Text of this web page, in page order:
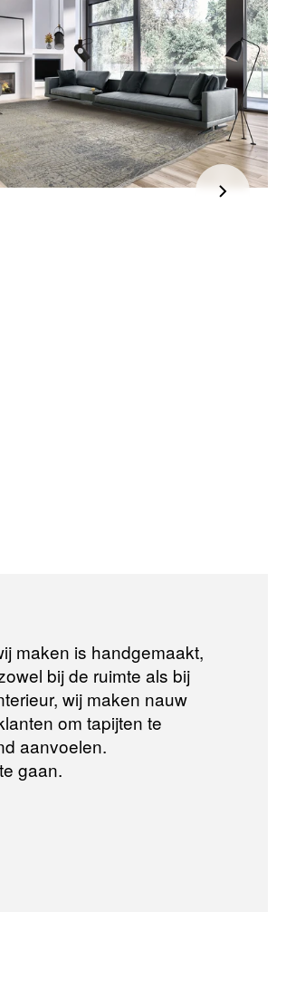
geleverd. Wij streven ernaar uw
bij u thuis te bezorgen.
geleverd. Mocht het niet passen en
storten wij het aankoopbedrag zo
.
op:
maken is handgemaakt,
bij de ruimte als bij
wij maken nauw
om tapijten te
aanvoelen.
gaan.